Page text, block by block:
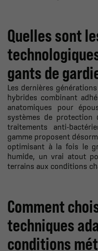
Quelles sont
gants de
Les dernières
hybrides combinant
anatomiques pour
systèmes de protection
traitements anti-
gamme proposent
optimisant à la fois le
humide, un vrai atout
terrains aux conditions
Comment
techniques
conditions